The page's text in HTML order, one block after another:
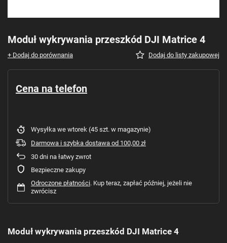
Moduł wykrywania przeszkód DJI Matrice 4
+ Dodaj do porównania Dodaj do listy zakupowej
Cena na telefon
Wysyłka we wtorek (45 szt. w magazynie)
Darmowa i szybka dostawa od 100,00 zł
30 dni na łatwy zwrot
Bezpieczne zakupy
Odroczone płatności. Kup teraz, zapłać później, jeżeli nie
zwrócisz
Moduł wykrywania przeszkód DJI Matrice 4